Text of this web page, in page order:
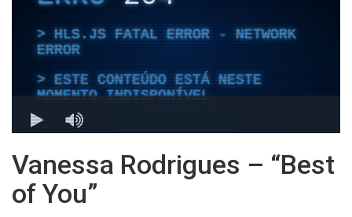
Vanessa Rodrigues – “Best
of You”